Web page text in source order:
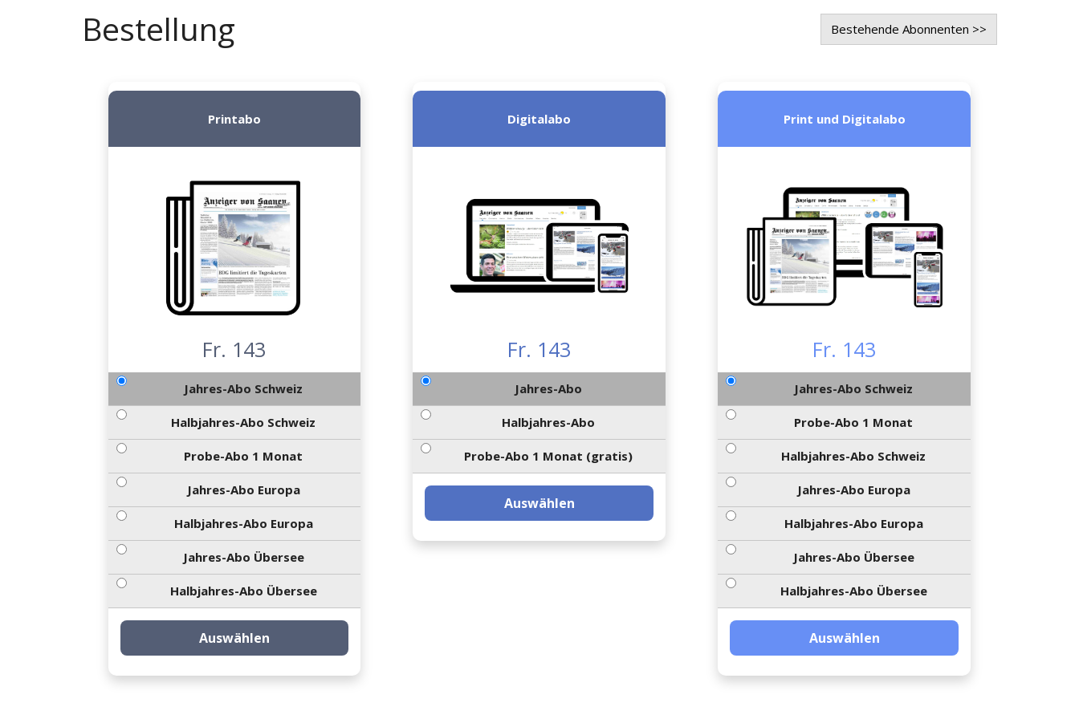
Bestellung Bestehende Abonnenten >>
Printabo
Fr. 143
Jahres-Abo Schweiz
Halbjahres-Abo Schweiz
Probe-Abo 1 Monat
Jahres-Abo Europa
Halbjahres-Abo Europa
Jahres-Abo Übersee
Halbjahres-Abo Übersee
Auswählen
Digitalabo
Fr. 143
Jahres-Abo
Halbjahres-Abo
Probe-Abo 1 Monat (gratis)
Auswählen
Print und Digitalabo
Fr. 143
Jahres-Abo Schweiz
Probe-Abo 1 Monat
Halbjahres-Abo Schweiz
Jahres-Abo Europa
Halbjahres-Abo Europa
Jahres-Abo Übersee
Halbjahres-Abo Übersee
Auswählen